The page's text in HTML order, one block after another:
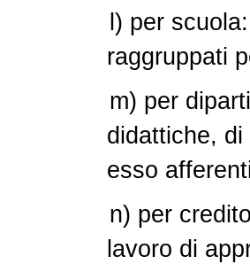
l) per
raggruppati
m) per
didattiche,
esso
n) per
lavoro di